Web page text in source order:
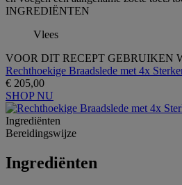
INGREDIЁNTEN
Vlees
VOOR DIT RECEPT GEBRUIKEN
Rechthoekige Braadslede met 4x
€ 205,00
SHOP NU
Ingrediёnten
Bereidingswijze
Ingrediёnten